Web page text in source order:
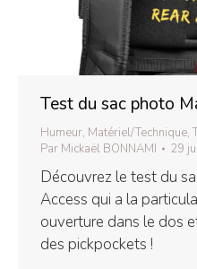
Test du sac photo
Humeur, Matériel/Technique,
Par Mickaël BONNAMI 29
Découvrez le test du
Access qui a la
ouverture dans le dos
des pickpockets !